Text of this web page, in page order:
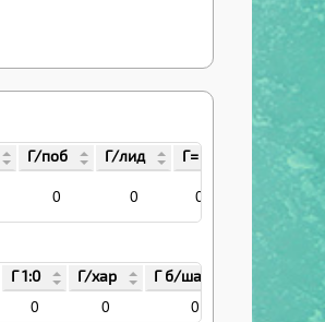
Г/поб Г/лид Г= Г/
0 0 0
Г 1:0 Г/хар Г б/шанс
0 0 0